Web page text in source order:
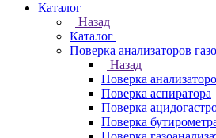
Каталог
Назад
Каталог
Поверка анализаторов
Назад
Поверка
Поверка аспиратора
Поверка
Поверка